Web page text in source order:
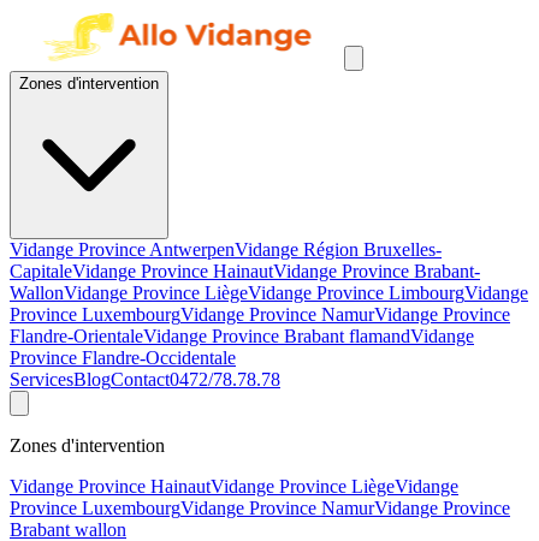
Zones d'intervention
Vidange Province AntwerpenVidange Région Bruxelles-
CapitaleVidange Province HainautVidange Province Brabant-
WallonVidange Province LiègeVidange Province LimbourgVidange
Province LuxembourgVidange Province NamurVidange Province
Flandre-OrientaleVidange Province Brabant flamandVidange
Province Flandre-Occidentale
ServicesBlogContact0472/78.78.78
Zones d'intervention
Vidange Province HainautVidange Province LiègeVidange
Province LuxembourgVidange Province NamurVidange Province
Brabant wallon